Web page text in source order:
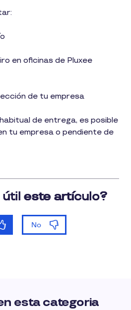
en oficinas de Pluxee
de tu empresa
de entrega, es posible
tu empresa o pendiente de
esta categoria